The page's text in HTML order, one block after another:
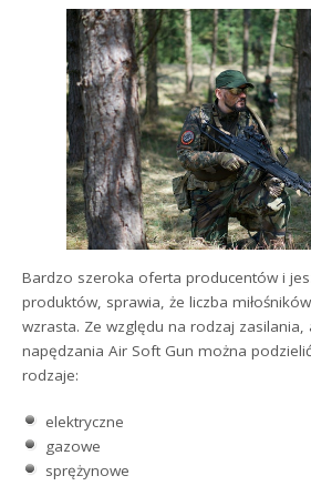
Bardzo szeroka oferta producentów i
produktów, sprawia, że liczba
wzrasta. Ze względu na rodzaj zasilania,
napędzania Air Soft Gun można
rodzaje:
elektryczne
gazowe
sprężynowe